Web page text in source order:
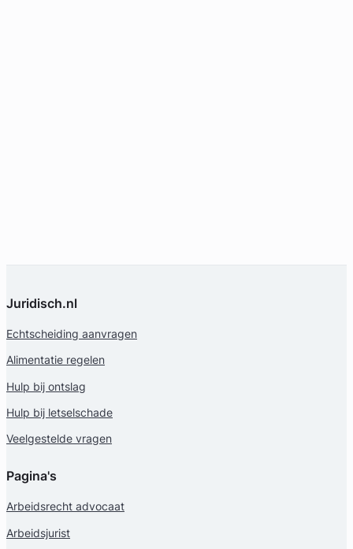
Juridisch.nl
Echtscheiding aanvragen
Alimentatie regelen
Hulp bij ontslag
Hulp bij letselschade
Veelgestelde vragen
Pagina's
Arbeidsrecht advocaat
Arbeidsjurist